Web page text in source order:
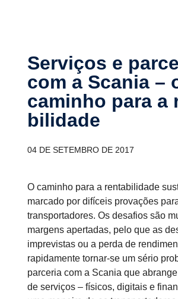
Serviços e parceria
com a Scania –
caminho para a
bi­li­dade
04 DE SETEMBRO DE 2017
O caminho para a rentabilidade
marcado por difíceis provações
transportadores. Os desafios são
margens apertadas, pelo que as
imprevistas ou a perda de
rapidamente tornar-se um sério
parceria com a Scania que
de serviços – físicos, digitais e